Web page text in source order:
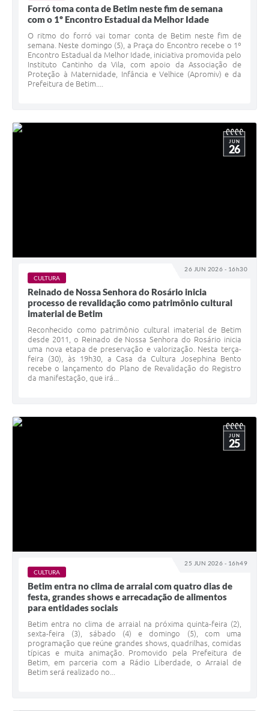
Forró toma conta de Betim neste fim de semana
com o 1º Encontro Estadual da Melhor Idade
O ritmo do forró vai tomar conta de Betim neste fim de
semana. Neste domingo (5), a Praça do Encontro recebe o 1º
Encontro Estadual da Melhor Idade, iniciativa promovida pelo
Instituto Cantinho da Vila, com apoio da Associação de
Proteção à Maternidade, Infância e Velhice (Apromiv) e da
Prefeitura de Betim....
26 JUN 2026 - 16h30
JUN
26
CULTURA
Reinado de Nossa Senhora do Rosário inicia
processo de revalidação como patrimônio cultural
imaterial de Betim
Reconhecido como patrimônio cultural imaterial de Betim
desde 2011, o Reinado de Nossa Senhora do Rosário inicia
uma nova etapa de preservação e valorização. Nesta terça-
feira (30), às 19h30, a Casa da Cultura Josephina Bento
recebe o lançamento do Plano de Revalidação do Registro
da manifestação, que irá...
25 JUN 2026 - 16h49
JUN
25
CULTURA
Betim entra no clima de arraial com quatro dias de
festa, grandes shows e arrecadação de alimentos
para entidades sociais
Betim entra no clima de arraial na próxima quinta-feira (2),
sexta-feira (3), sábado (4) e domingo (5), com uma
programação que reúne grandes shows, quadrilhas, comidas
típicas e muita animação. Promovido pela Prefeitura de
Betim, em parceria com a Rádio Liberdade, o Arraial de
Betim será realizado no...